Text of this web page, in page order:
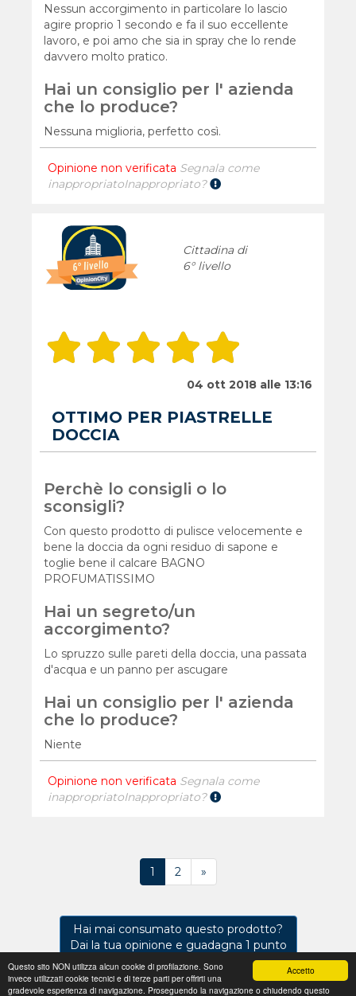
Accetto
Questo sito NON utilizza alcun cookie di profilazione. Sono
invece utilizzati cookie tecnici e di terze parti per offrirti una
gradevole esperienza di navigazione. Proseguendo la navigazione o chiudendo questo
Nessun accorgimento in particolare lo lascio
agire proprio 1 secondo e fa il suo eccellente
lavoro, e poi amo che sia in spray che lo rende
davvero molto pratico.
Hai un consiglio per l' azienda
che lo produce?
Nessuna miglioria, perfetto così.
Opinione non verificata Segnala come
inappropriatoInappropriato?
Cittadina di
6° livello
04 ott 2018 alle 13:16
OTTIMO PER PIASTRELLE
DOCCIA
Perchè lo consigli o lo
sconsigli?
Con questo prodotto di pulisce velocemente e
bene la doccia da ogni residuo di sapone e
toglie bene il calcare BAGNO
PROFUMATISSIMO
Hai un segreto/un
accorgimento?
Lo spruzzo sulle pareti della doccia, una passata
d'acqua e un panno per ascugare
Hai un consiglio per l' azienda
che lo produce?
Niente
Opinione non verificata Segnala come
inappropriatoInappropriato?
1 2 »
Hai mai consumato questo prodotto?
Dai la tua opinione e guadagna 1 punto
Regolamento Privacy Domande frequenti
Cookie